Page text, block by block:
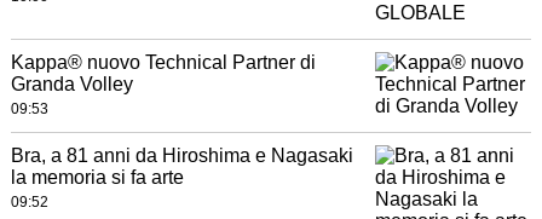
Kappa® nuovo Technical Partner di
Granda Volley
09:53
Bra, a 81 anni da Hiroshima e Nagasaki
la memoria si fa arte
09:52